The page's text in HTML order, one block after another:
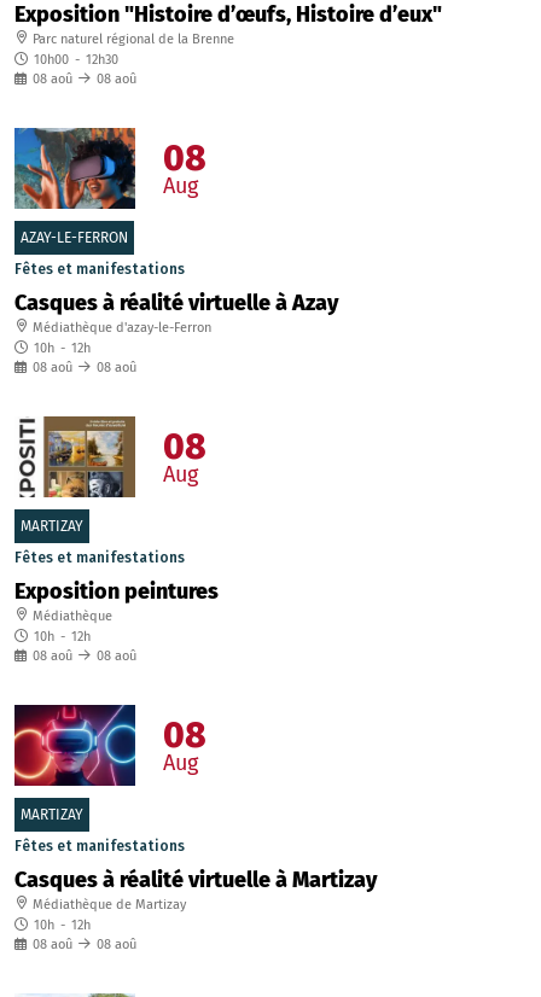
Exposition "Histoire d’œufs, Histoire d’eux"
Parc naturel régional de la Brenne
10h00 - 12h30
08 aoû 08 aoû
AZAY-LE-FERRON
Fêtes et manifestations
Casques à réalité virtuelle à Azay
Médiathèque d'azay-le-Ferron
10h - 12h
08 aoû 08 aoû
08
Aug
MARTIZAY
Fêtes et manifestations
Exposition peintures
Médiathèque
10h - 12h
08 aoû 08 aoû
08
Aug
MARTIZAY
Fêtes et manifestations
Casques à réalité virtuelle à Martizay
Médiathèque de Martizay
10h - 12h
08 aoû 08 aoû
08
Aug